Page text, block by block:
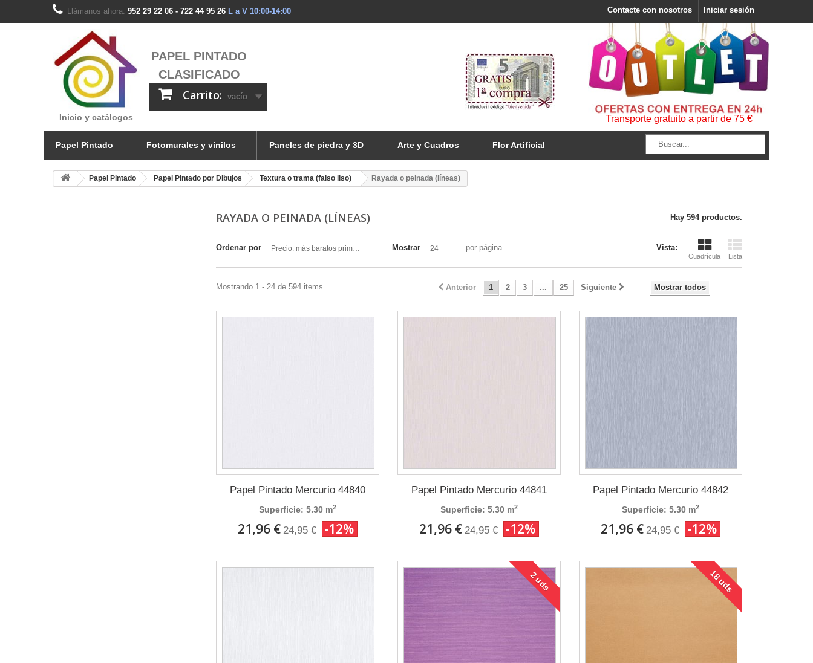
Iniciar sesión
Contacte con nosotros
Llámanos ahora: 952 29 22 06 - 722 44 95 26 L a V 10:00-14:00
Inicio y catálogos
PAPEL PINTADO
CLASIFICADO
Transporte gratuito a partir de 75 €
Carrito: vacío
Papel Pintado Fotomurales y vinilos Paneles de piedra y 3D Arte y Cuadros Flor Artificial
Papel Pintado Papel Pintado por Dibujos Textura o trama (falso liso) Rayada o peinada (líneas)
RAYADA O PEINADA (LÍNEAS) Hay 594 productos.
Vista:
Cuadrícula Lista
Ordenar por Precio: más baratos primero Mostrar 24 por página
Mostrar todos
Anterior 1 2 3 ... 25 Siguiente
Mostrando 1 - 24 de 594 items
Papel Pintado Mercurio 44840
Superficie: 5.30 m2
21,96 € 24,95 € -12%
Papel Pintado Mercurio 44841
Superficie: 5.30 m2
21,96 € 24,95 € -12%
Papel Pintado Mercurio 44842
Superficie: 5.30 m2
21,96 € 24,95 € -12%
2 uds 18 uds